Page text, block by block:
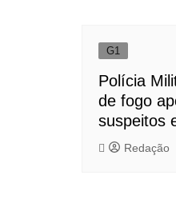
G1
Polícia
de fogo
suspeitos
Redação